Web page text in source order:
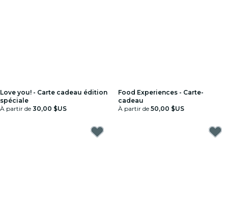
Love you! - Carte cadeau édition
spéciale
À partir de 30,00 $US
Food Experiences - Carte-
cadeau
À partir de 50,00 $US